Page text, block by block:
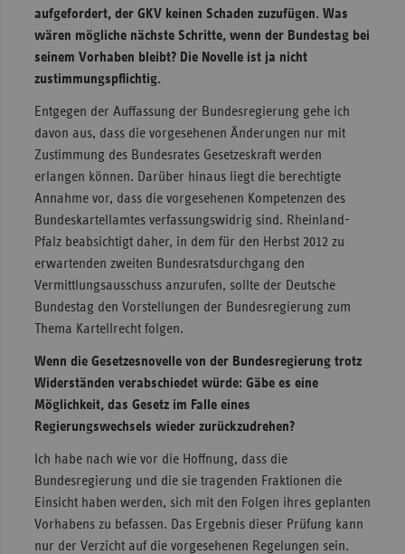
aufgefordert, der GKV keinen Schaden zuzufügen. Was
wären mögliche nächste Schritte, wenn der Bundestag bei
seinem Vorhaben bleibt? Die Novelle ist ja nicht
zustimmungspflichtig.
Entgegen der Auffassung der Bundesregierung gehe ich
davon aus, dass die vorgesehenen Änderungen nur mit
Zustimmung des Bundesrates Gesetzeskraft werden
erlangen können. Darüber hinaus liegt die berechtigte
Annahme vor, dass die vorgesehenen Kompetenzen des
Bundeskartellamtes verfassungswidrig sind. Rheinland-
Pfalz beabsichtigt daher, in dem für den Herbst 2012 zu
erwartenden zweiten Bundesratsdurchgang den
Vermittlungsausschuss anzurufen, sollte der Deutsche
Bundestag den Vorstellungen der Bundesregierung zum
Thema Kartellrecht folgen.
Wenn die Gesetzesnovelle von der Bundesregierung trotz
Widerständen verabschiedet würde: Gäbe es eine
Möglichkeit, das Gesetz im Falle eines
Regierungswechsels wieder zurückzudrehen?
Ich habe nach wie vor die Hoffnung, dass die
Bundesregierung und die sie tragenden Fraktionen die
Einsicht haben werden, sich mit den Folgen ihres geplanten
Vorhabens zu befassen. Das Ergebnis dieser Prüfung kann
nur der Verzicht auf die vorgesehenen Regelungen sein.